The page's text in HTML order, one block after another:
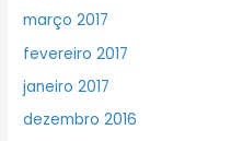
março 2017
fevereiro 2017
janeiro 2017
dezembro 2016